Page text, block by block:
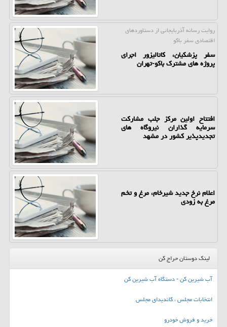
روایت رسانه آذربایجانی از دستاوردهای
اقتصادی سفر باكو
سفر پزشکیان، کاتالیزور اجرای
پروژه های مشترک باکو-تهران
افتتاح اولین مرکز جلب مشارکت
سرمایه گذاران نیروگاه های
تجدیدپذیر کشور در مشهد
اعلام نرخ جدید شیرخام، مرغ و تخم
مرغ به زودی
لینک دوستان حراج کن
آب شیرین کن - دستگاه آب شیرین کن
انتخابات مجلس ، کاندیدای مجلس
خرید و فروش خودرو